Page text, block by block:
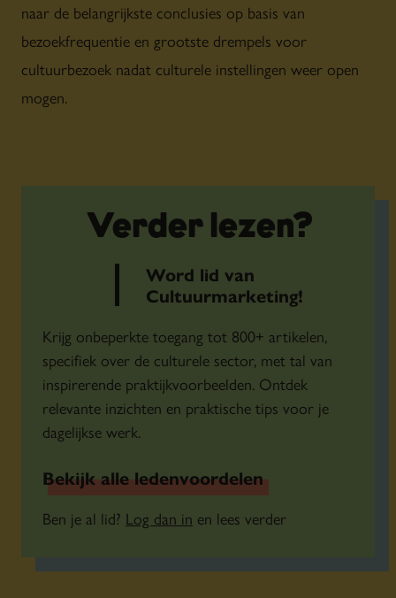
naar de belangrijkste conclusies op basis van
bezoekfrequentie en grootste drempels voor
cultuurbezoek nadat culturele instellingen weer open
mogen.
Verder lezen?
Word lid van
Cultuurmarketing!
Krijg onbeperkte toegang tot 800+ artikelen,
specifiek over de culturele sector, met tal van
inspirerende praktijkvoorbeelden. Ontdek
relevante inzichten en praktische tips voor je
dagelijkse werk.
Bekijk alle ledenvoordelen
Ben je al lid? Log dan in en lees verder